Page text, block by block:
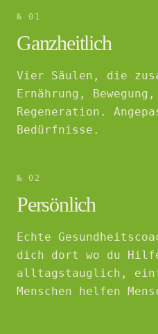
№ 01
Ganzheitlich
Vier Säulen, die
Ernährung,
Regeneration.
Bedürfnisse.
№ 02
Persönlich
Echte
dich dort wo du
alltagstauglich,
Menschen helfen